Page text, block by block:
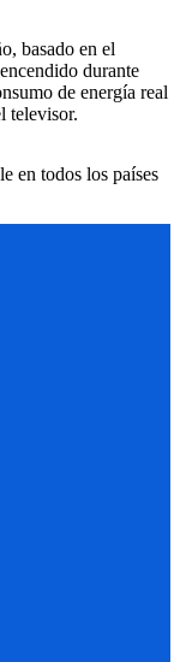
basado en el
durante
de energía real
televisor.
en todos los países